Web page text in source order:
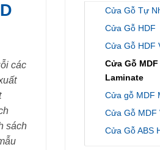
Cửa Gỗ Tự
Cửa Gỗ HDF
Cửa Gỗ HDF
Cửa Gỗ MDF
Laminate
Cửa gỗ MDF
Cửa Gỗ MDF
Cửa Gỗ ABS
các
sách